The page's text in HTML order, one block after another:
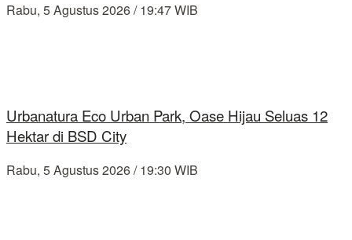
Rabu, 5 Agustus 2026 / 19:47 WIB
Urbanatura Eco Urban Park, Oase Hijau Seluas 12
Hektar di BSD City
Rabu, 5 Agustus 2026 / 19:30 WIB